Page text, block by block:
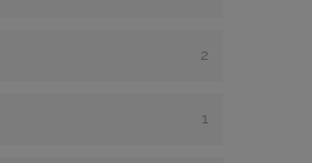
2
1